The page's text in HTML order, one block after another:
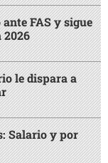
FAS y sigue
2026
le dispara a
Salario y por